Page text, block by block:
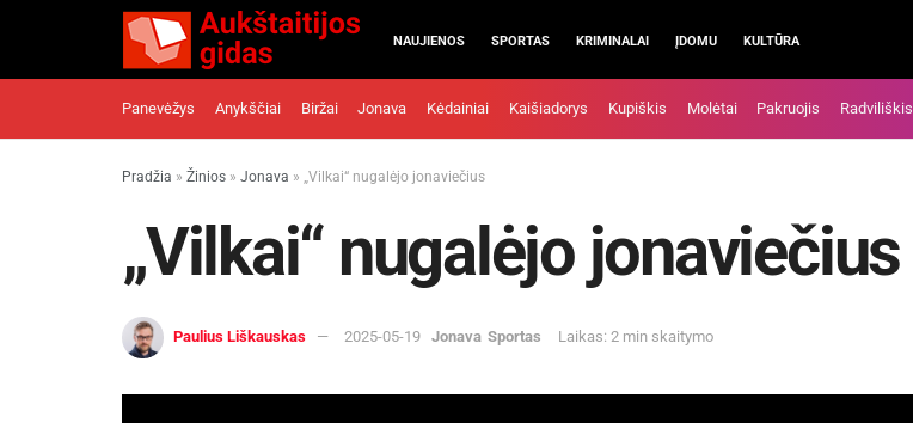
NAUJIENOS SPORTAS KRIMINALAI ĮDOMU KULTŪRA
Panevėžys Anykščiai Biržai Jonava Kėdainiai Kaišiadorys Kupiškis Molėtai Pakruojis Radviliškis
Pradžia » Žinios » Jonava » „Vilkai“ nugalėjo jonaviečius
„Vilkai“ nugalėjo jonaviečius
Paulius Liškauskas 2025-05-19 Jonava Sportas Laikas: 2 min skaitymo